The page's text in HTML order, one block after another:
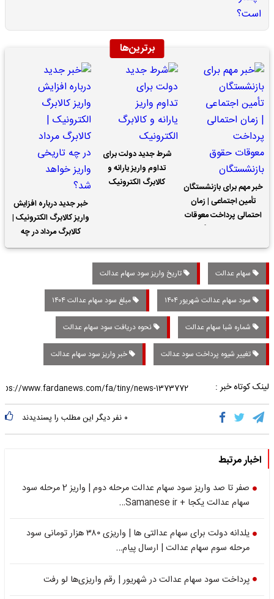
برترین‌ها
خبر مهم برای بازنشستگان
تأمین اجتماعی | زمان
احتمالی پرداخت معوقات
شرط جدید دولت برای
تداوم واریز یارانه و
کالابرگ الکترونیک
خبر جدید درباره افزایش
واریز کالابرگ الکترونیک |
کالابرگ مرداد در چه
تاریخی واریز خواهد شد؟
سهام عدالت تاریخ واریز سود سهام عدالت
سود سهام عدالت شهریور ۱۴۰۴ مبلغ سود سهام عدالت ۱۴۰۴
شماره شبا سهام عدالت نحوه دریافت سود سهام عدالت
تغییر شیوه پرداخت سود عدالت خبر واریز سود سهام عدالت
لینک کوتاه خبر :
۰ نفر دیگر این مطلب را پسندیدند
اخبار مرتبط
صفر تا صد واریز سود سهام عدالت مرحله دوم | واریز 2 مرحله سود
سهام عدالت یکجا + Samanese ir…
یلدانه دولت برای سهام عدالتی ها | واریزی ۳۸۰ هزار تومانی سود
مرحله سوم سهام عدالت | ارسال پیام…
پرداخت سود سهام عدالت در شهریور | رقم واریزی‌ها لو رفت